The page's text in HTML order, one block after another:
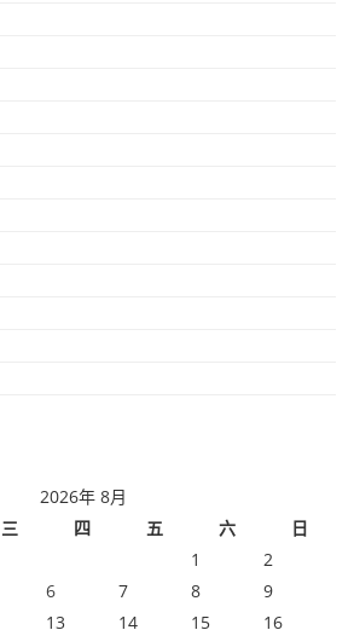
2026年 8月
三 四 五 六
日
1
2
6 7 8
9
13 14 15 16